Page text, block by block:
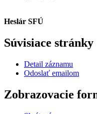
Heslár SFÚ
Súvisiace stránky
Detail záznamu
Odoslať emailom
Zobrazovacie